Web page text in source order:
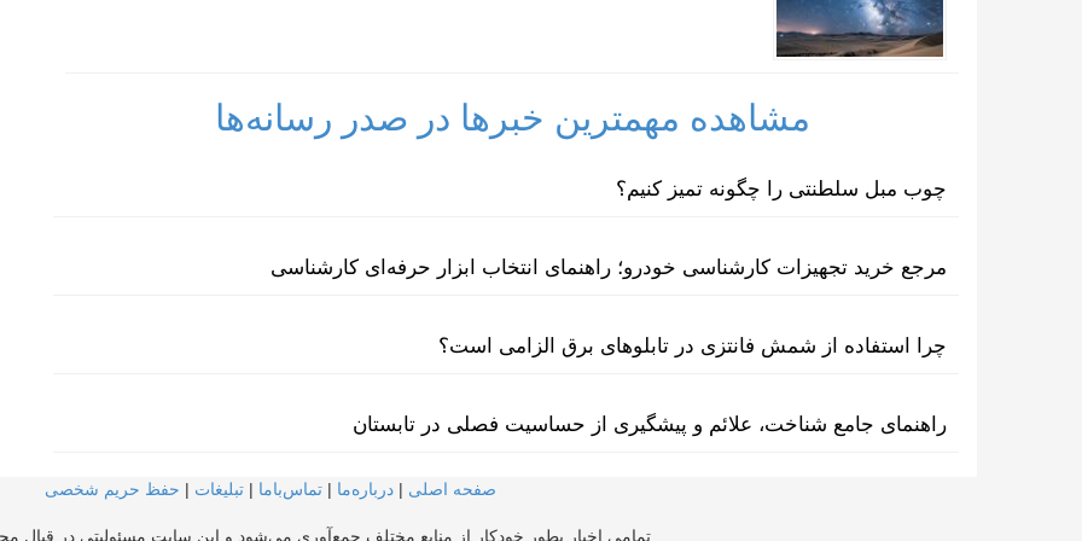
مشاهده مهمترین خبرها در صدر رسانه‌ها
چوب مبل سلطنتی را چگونه تمیز کنیم؟
مرجع خرید تجهیزات کارشناسی خودرو؛ راهنمای انتخاب ابزار حرفه‌ای کارشناسی
چرا استفاده از شمش فانتزی در تابلوهای برق الزامی است؟
راهنمای جامع شناخت، علائم و پیشگیری از حساسیت فصلی در تابستان
صفحه اصلی | درباره‌ما | تماس‌با‌ما | تبلیغات | حفظ حریم شخصی
تمامی اخبار بطور خودکار از منابع مختلف جمع‌آوری می‌شود و این سایت مسئولیتی در قبال